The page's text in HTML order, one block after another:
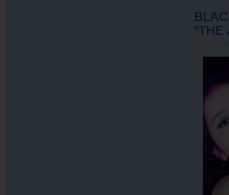
“THE